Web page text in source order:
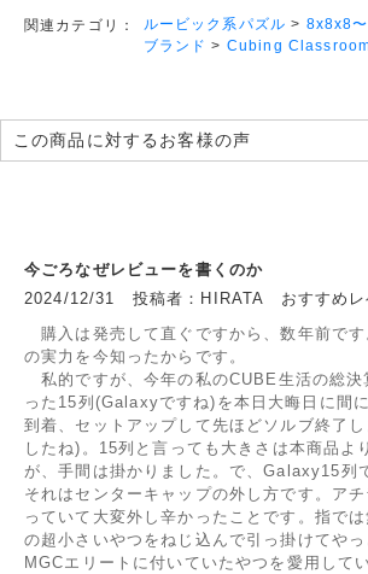
関連カテゴリ： ルービック系パズル > 8x8x8〜
ブランド > Cubing
この商品に対するお客様の声
今ごろなぜレビューを書くのか
2024/12/31 投稿者：HIRATA おすすめレ
購入は発売して直ぐですから、数年前で
の実力を今知ったからです。
私的ですが、今年の私のCUBE生活の総決
った15列(Galaxyですね)を本日大晦日に間
到着、セットアップして先ほどソルブ終了
したね)。15列と言っても大きさは本商品よ
が、手間は掛かりました。で、Galaxy15列
それはセンターキャップの外し方です。ア
っていて大変外し辛かったことです。指で
の超小さいやつをねじ込んで引っ掛けてや
MGCエリートに付いていたやつを愛用して